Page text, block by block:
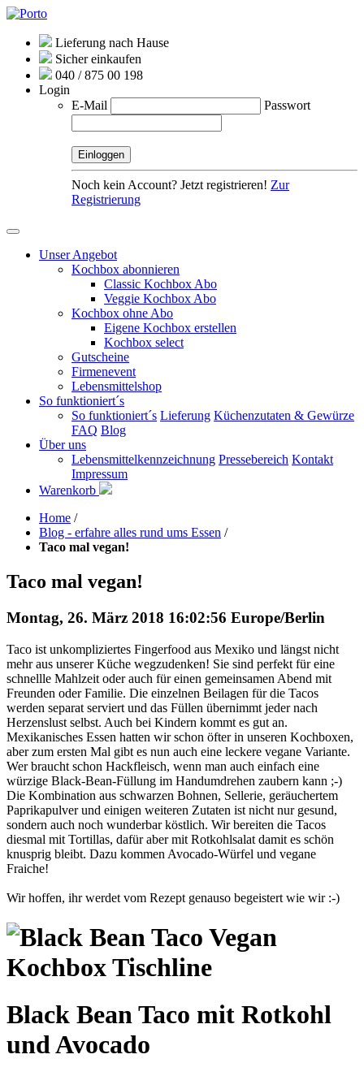
Lieferung nach Hause
Sicher einkaufen
040 / 875 00 198
Login
E-Mail
Passwort
Noch kein Account? Jetzt registrieren! Zur
Registrierung
Unser Angebot
Kochbox abonnieren
Classic Kochbox Abo
Veggie Kochbox Abo
Kochbox ohne Abo
Eigene Kochbox erstellen
Kochbox select
Gutscheine
Firmenevent
Lebensmittelshop
So funktioniert´s
So funktioniert´s Lieferung Küchenzutaten & Gewürze
FAQ Blog
Über uns
Lebensmittelkennzeichnung Pressebereich Kontakt
Impressum
Warenkorb
Home /
Blog - erfahre alles rund ums Essen /
Taco mal vegan!
Taco mal vegan!
Montag, 26. März 2018 16:02:56 Europe/Berlin
Taco ist unkompliziertes Fingerfood aus Mexiko und längst nicht
mehr aus unserer Küche wegzudenken! Sie sind perfekt für eine
schnellle Mahlzeit oder auch für einen gemeinsamen Abend mit
Freunden oder Familie. Die einzelnen Beilagen für die Tacos
werden separat serviert und das Füllen übernimmt jeder nach
Herzenslust selbst. Auch bei Kindern kommt es gut an.
Mexikanisches Essen hatten wir schon öfter in unseren Kochboxen,
aber zum ersten Mal gibt es nun auch eine leckere vegane Variante.
Wer braucht schon Hackfleisch, wenn man auch einfach eine
würzige Black-Bean-Füllung im Handumdrehen zaubern kann ;-)
Die Kombination aus schwarzen Bohnen, Sellerie, geräuchertem
Paprikapulver und einigen weiteren Zutaten ist nicht nur gesund,
sondern auch noch wunderbar köstlich. Wir bereiten die Tacos
diesmal mit Tortillas, dafür aber mit Rotkohlsalat damit es schön
knusprig bleibt. Dazu kommen Avocado-Würfel und vegane
Fraiche!
Wir hoffen, ihr werdet vom Rezept genauso begeistert wie wir :-)
Black Bean Taco mit Rotkohl
und Avocado